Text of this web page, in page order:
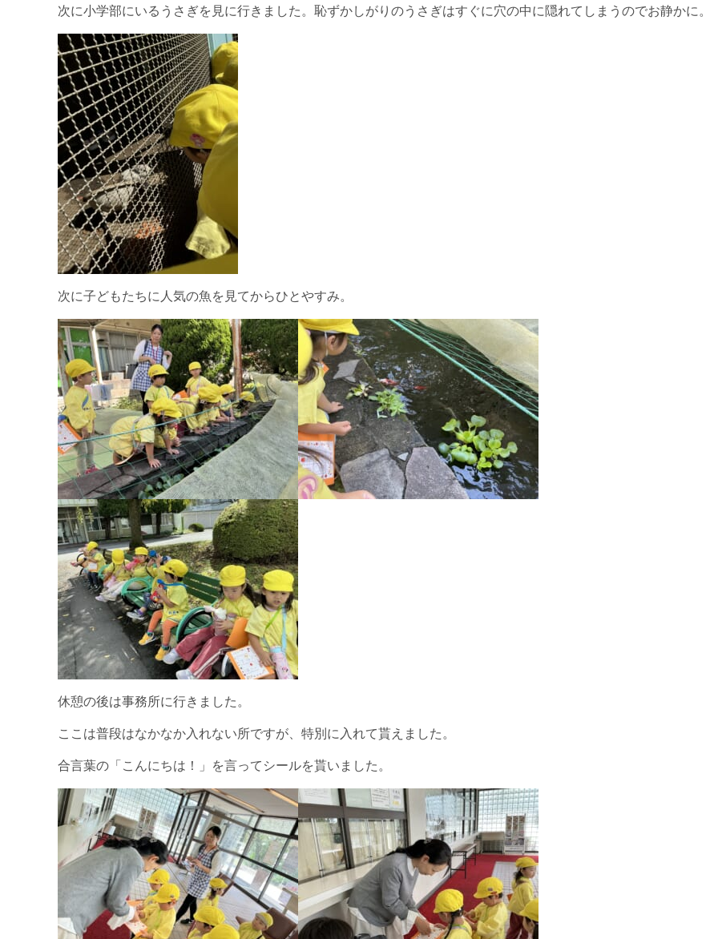
次に小学部にいるうさぎを見に行きました。恥ずかしがりのうさぎはすぐに穴の中に隠れてしまうのでお静かに。
次に子どもたちに人気の魚を見てからひとやすみ。
休憩の後は事務所に行きました。
ここは普段はなかなか入れない所ですが、特別に入れて貰えました。
合言葉の「こんにちは！」を言ってシールを貰いました。